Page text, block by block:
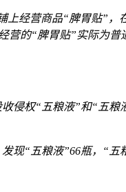
经营商品“脾胃贴”
的“脾胃贴”实际为普
侵权“五粮液”和“五粮
现“五粮液”66瓶，“五